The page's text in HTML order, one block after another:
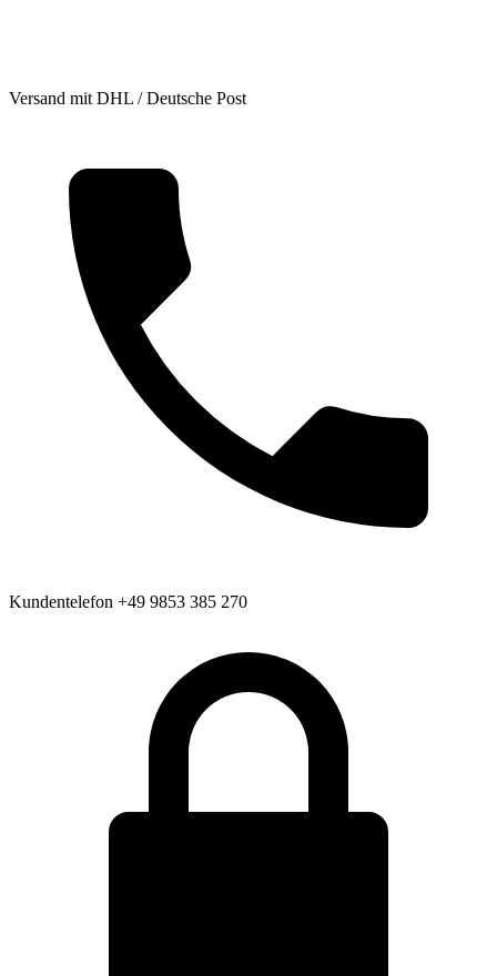
Versand mit DHL / Deutsche Post
Kundentelefon +49 9853 385 270